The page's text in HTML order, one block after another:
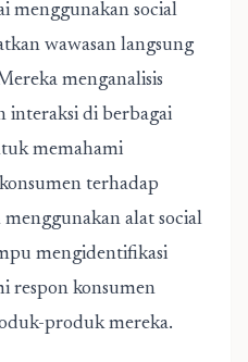
menggunakan social
wawasan langsung
menganalisis
interaksi di berbagai
memahami
terhadap
alat social
mengidentifikasi
respon konsumen
produk mereka.